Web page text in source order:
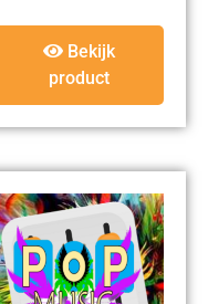
Bekijk
product